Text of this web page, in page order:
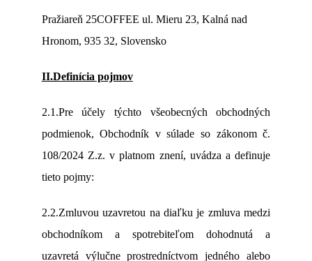
Pražiareň 25COFFEE ul. Mieru 23, Kalná nad
Hronom, 935 32, Slovensko
II.Definícia pojmov
2.1.Pre účely týchto všeobecných obchodných
podmienok, Obchodník v súlade so zákonom č.
108/2024 Z.z. v platnom znení, uvádza a definuje
tieto pojmy:
2.2.Zmluvou uzavretou na diaľku je zmluva medzi
obchodníkom a spotrebiteľom dohodnutá a
uzavretá výlučne prostredníctvom jedného alebo